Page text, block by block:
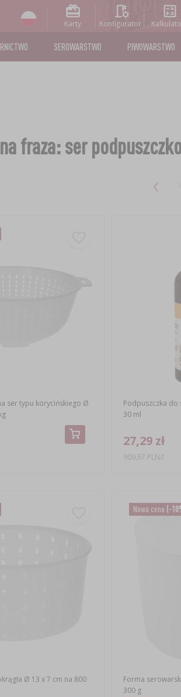
Karty Konfigurator
SEROWARSTWO PIWOWARSTWO
fraza: ser
ser typu korycińskiego Ø
Podpuszczka
30 ml
27,29 zł
909,67 PLN/l
Ø 13 x 7 cm na 800
Nowa cena (-
Forma
300 g